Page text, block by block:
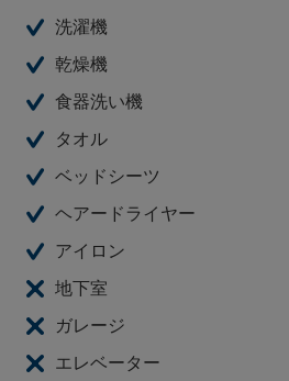
洗濯機
乾燥機
食器洗い機
タオル
ベッドシーツ
ヘアードライヤー
アイロン
地下室
ガレージ
エレベーター